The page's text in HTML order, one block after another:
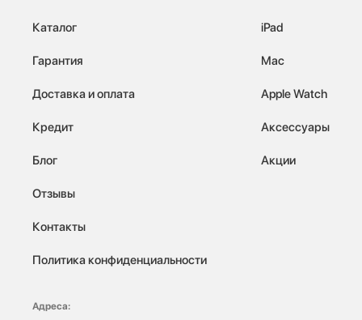
Каталог
Гарантия
Доставка и оплата
Кредит
Блог
Отзывы
Контакты
Политика конфиденциальности
iPad
Mac
Apple Watch
Аксессуары
Акции
Адреса: